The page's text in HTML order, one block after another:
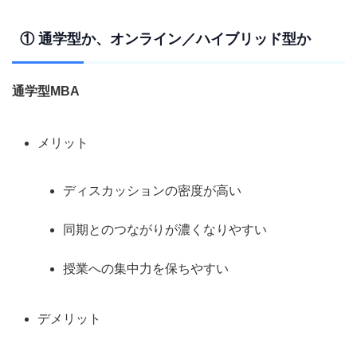
① 通学型か、オンライン／ハイブリッド型か
通学型MBA
メリット
ディスカッションの密度が高い
同期とのつながりが濃くなりやすい
授業への集中力を保ちやすい
デメリット